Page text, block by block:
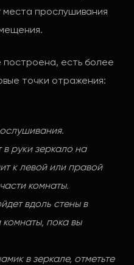
места прослушивания
есть более
точки отражения:
в руки зеркало на
к левой или правой
комнаты.
вдоль стены в
пока вы
в зеркале, отметьте